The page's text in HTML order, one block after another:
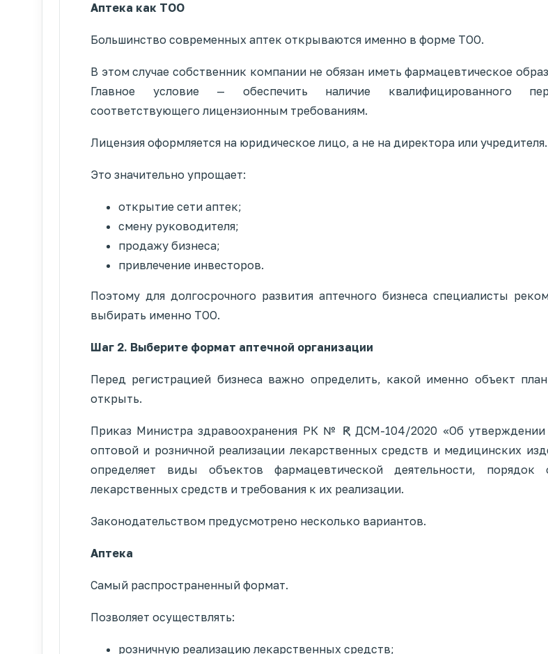
Аптека как ТОО
Большинство современных аптек открываются именно в форме ТОО.
В этом случае собственник компании не обязан иметь фармацевтическое
Главное условие — обеспечить наличие квалифицированного
соответствующего лицензионным требованиям.
Лицензия оформляется на юридическое лицо, а не на директора или учредителя.
Это значительно упрощает:
открытие сети аптек;
смену руководителя;
продажу бизнеса;
привлечение инвесторов.
Поэтому для долгосрочного развития аптечного бизнеса специалисты
выбирать именно ТОО.
Шаг 2. Выберите формат аптечной организации
Перед регистрацией бизнеса важно определить, какой именно объект
открыть.
Приказ Министра здравоохранения РК № ҚР ДСМ-104/2020 «Об
оптовой и розничной реализации лекарственных средств и медицинских
определяет виды объектов фармацевтической деятельности, порядок
лекарственных средств и требования к их реализации.
Законодательством предусмотрено несколько вариантов.
Аптека
Самый распространенный формат.
Позволяет осуществлять:
розничную реализацию лекарственных средств;